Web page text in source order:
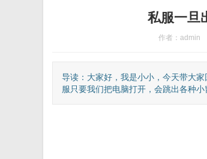
私服一旦
作者：admin
导读：大家好，我是小小，今天带大
服只要我们把电脑打开，会跳出各种